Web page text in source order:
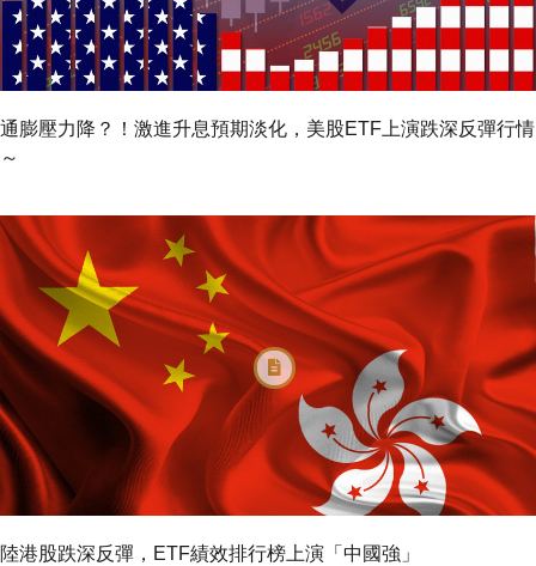
通膨壓力降？！激進升息預期淡化，美股ETF上演跌深反彈行情
～
陸港股跌深反彈，ETF績效排行榜上演「中國強」